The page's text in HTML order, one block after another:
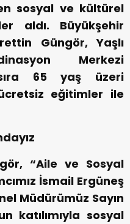
sosyal ve kültürel
aldı. Büyükşehir
Güngör, Yaşlı
Merkezi
65 yaş üzeri
eğitimler ile
“Aile ve Sosyal
İsmail Ergüneş
Müdürümüz Sayın
katılımıyla sosyal